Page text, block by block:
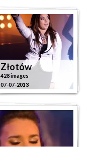
Złotów
428 images
07-07-2013